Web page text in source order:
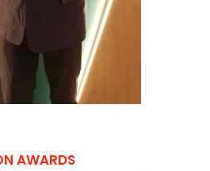
AWARDS